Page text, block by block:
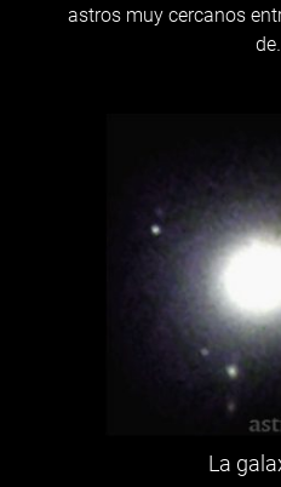
astros muy cercanos
La